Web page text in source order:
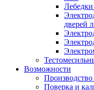
дверей
Возможности
Поверка и